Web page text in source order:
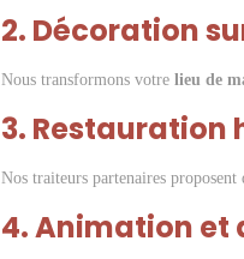
2. Décoration
Nous transformons votre lieu de
3. Restauration
Nos traiteurs partenaires proposent
4. Animation et